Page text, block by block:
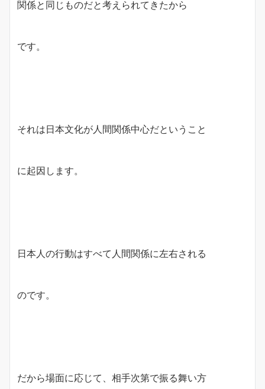
関係と同じものだと考えられてきたから
です。
それは日本文化が人間関係中心だということ
に起因します。
日本人の行動はすべて人間関係に左右される
のです。
だから場面に応じて、相手次第で振る舞い方